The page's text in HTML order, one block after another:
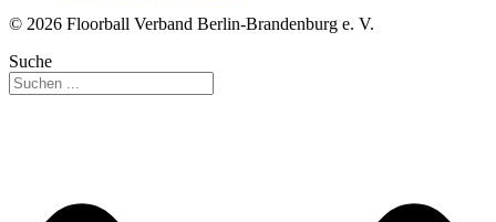
© 2026 Floorball Verband Berlin-Brandenburg e. V.
Suche